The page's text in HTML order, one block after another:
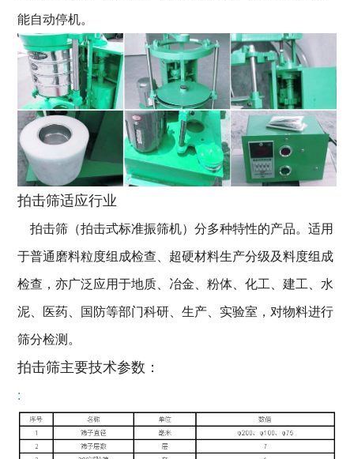
能自动停机。
拍击筛适应行业
拍击筛（拍击式标准振筛机）分多种特性的产品。适用
于普通磨料粒度组成检查、超硬材料生产分级及料度组成
检查，亦广泛应用于地质、冶金、粉体、化工、建工、水
泥、医药、国防等部门科研、生产、实验室，对物料进行
筛分检测。
拍击筛主要技术参数：
: